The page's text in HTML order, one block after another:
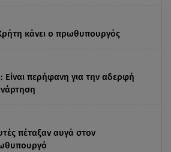
κάνει ο πρωθυπουργός
Είναι περήφανη για την αδερφή
πέταξαν αυγά στον